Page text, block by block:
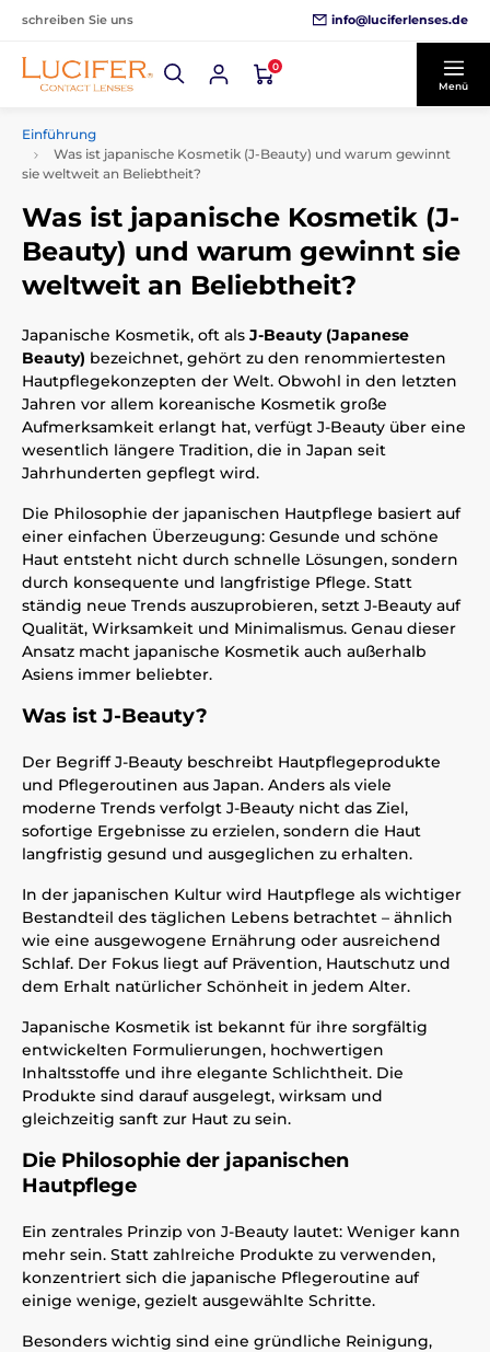
schreiben Sie uns info@luciferlenses.de
0
Menü
Einführung
Was ist japanische Kosmetik (J-Beauty) und warum gewinnt
sie weltweit an Beliebtheit?
Was ist japanische Kosmetik (J-
Beauty) und warum gewinnt sie
weltweit an Beliebtheit?
Japanische Kosmetik, oft als J-Beauty (Japanese
Beauty) bezeichnet, gehört zu den renommiertesten
Hautpflegekonzepten der Welt. Obwohl in den letzten
Jahren vor allem koreanische Kosmetik große
Aufmerksamkeit erlangt hat, verfügt J-Beauty über eine
wesentlich längere Tradition, die in Japan seit
Jahrhunderten gepflegt wird.
Die Philosophie der japanischen Hautpflege basiert auf
einer einfachen Überzeugung: Gesunde und schöne
Haut entsteht nicht durch schnelle Lösungen, sondern
durch konsequente und langfristige Pflege. Statt
ständig neue Trends auszuprobieren, setzt J-Beauty auf
Qualität, Wirksamkeit und Minimalismus. Genau dieser
Ansatz macht japanische Kosmetik auch außerhalb
Asiens immer beliebter.
Was ist J-Beauty?
Der Begriff J-Beauty beschreibt Hautpflegeprodukte
und Pflegeroutinen aus Japan. Anders als viele
moderne Trends verfolgt J-Beauty nicht das Ziel,
sofortige Ergebnisse zu erzielen, sondern die Haut
langfristig gesund und ausgeglichen zu erhalten.
In der japanischen Kultur wird Hautpflege als wichtiger
Bestandteil des täglichen Lebens betrachtet – ähnlich
wie eine ausgewogene Ernährung oder ausreichend
Schlaf. Der Fokus liegt auf Prävention, Hautschutz und
dem Erhalt natürlicher Schönheit in jedem Alter.
Japanische Kosmetik ist bekannt für ihre sorgfältig
entwickelten Formulierungen, hochwertigen
Inhaltsstoffe und ihre elegante Schlichtheit. Die
Produkte sind darauf ausgelegt, wirksam und
gleichzeitig sanft zur Haut zu sein.
Die Philosophie der japanischen
Hautpflege
Ein zentrales Prinzip von J-Beauty lautet: Weniger kann
mehr sein. Statt zahlreiche Produkte zu verwenden,
konzentriert sich die japanische Pflegeroutine auf
einige wenige, gezielt ausgewählte Schritte.
Besonders wichtig sind eine gründliche Reinigung,